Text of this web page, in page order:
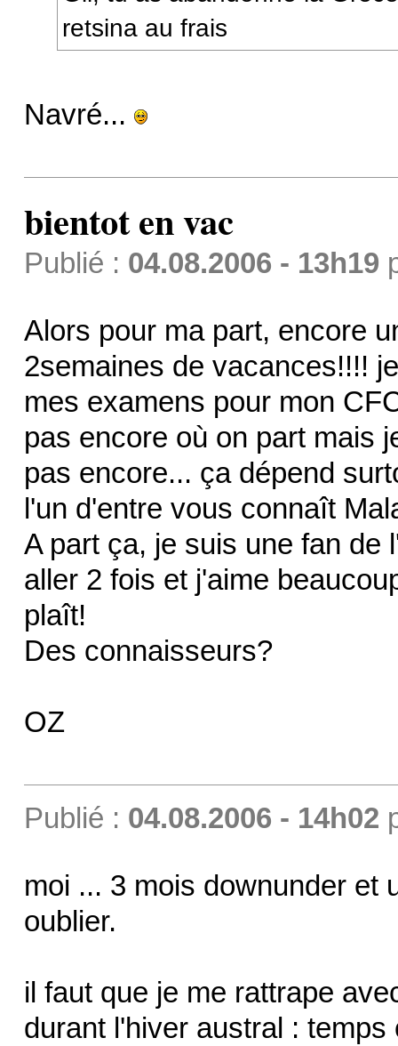
retsina au frais
Navré...
bientot en vac
Publié : 04.08.2006 - 13h19
Alors pour ma part, encore
2semaines de vacances!!!!
mes examens pour mon
pas encore où on part mais
pas encore... ça dépend
l'un d'entre vous connaît
A part ça, je suis une fan de
aller 2 fois et j'aime
plaît!
Des connaisseurs?
OZ
Publié : 04.08.2006 - 14h02
moi ... 3 mois downunder et
oublier.
il faut que je me rattrape
durant l'hiver austral :